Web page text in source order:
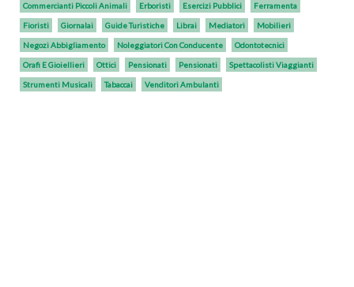
Commercianti Piccoli Animali Erboristi Esercizi Pubblici Ferramenta
Fioristi Giornalai Guide Turistiche Librai Mediatori Mobilieri
Negozi Abbigliamento Noleggiatori Con Conducente Odontotecnici
Orafi E Gioiellieri Ottici Pensionati Pensionati Spettacolisti Viaggianti
Strumenti Musicali Tabaccai Venditori Ambulanti